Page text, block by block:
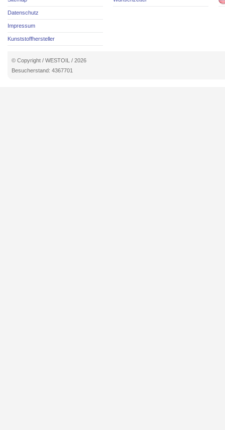
Datenschutz
Impressum
Kunststoffhersteller
© Copyright / WESTOIL / 2026
Besucherstand: 4367701